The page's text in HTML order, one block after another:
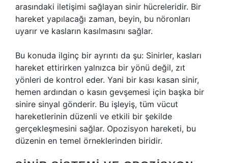
arasındaki iletişimi sağlayan sinir hücreleridir. Bir
hareket yapılacağı zaman, beyin, bu nöronları
uyarır ve kasların kasılmasını sağlar.
Bu konuda ilginç bir ayrıntı da şu: Sinirler, kasları
hareket ettirirken yalnızca bir yönü değil, zıt
yönleri de kontrol eder. Yani bir kası kasan sinir,
hemen ardından o kasın gevşemesi için başka bir
sinire sinyal gönderir. Bu işleyiş, tüm vücut
hareketlerinin düzenli ve etkili bir şekilde
gerçekleşmesini sağlar. Opozisyon hareketi, bu
düzenin en temel örneklerinden biridir.